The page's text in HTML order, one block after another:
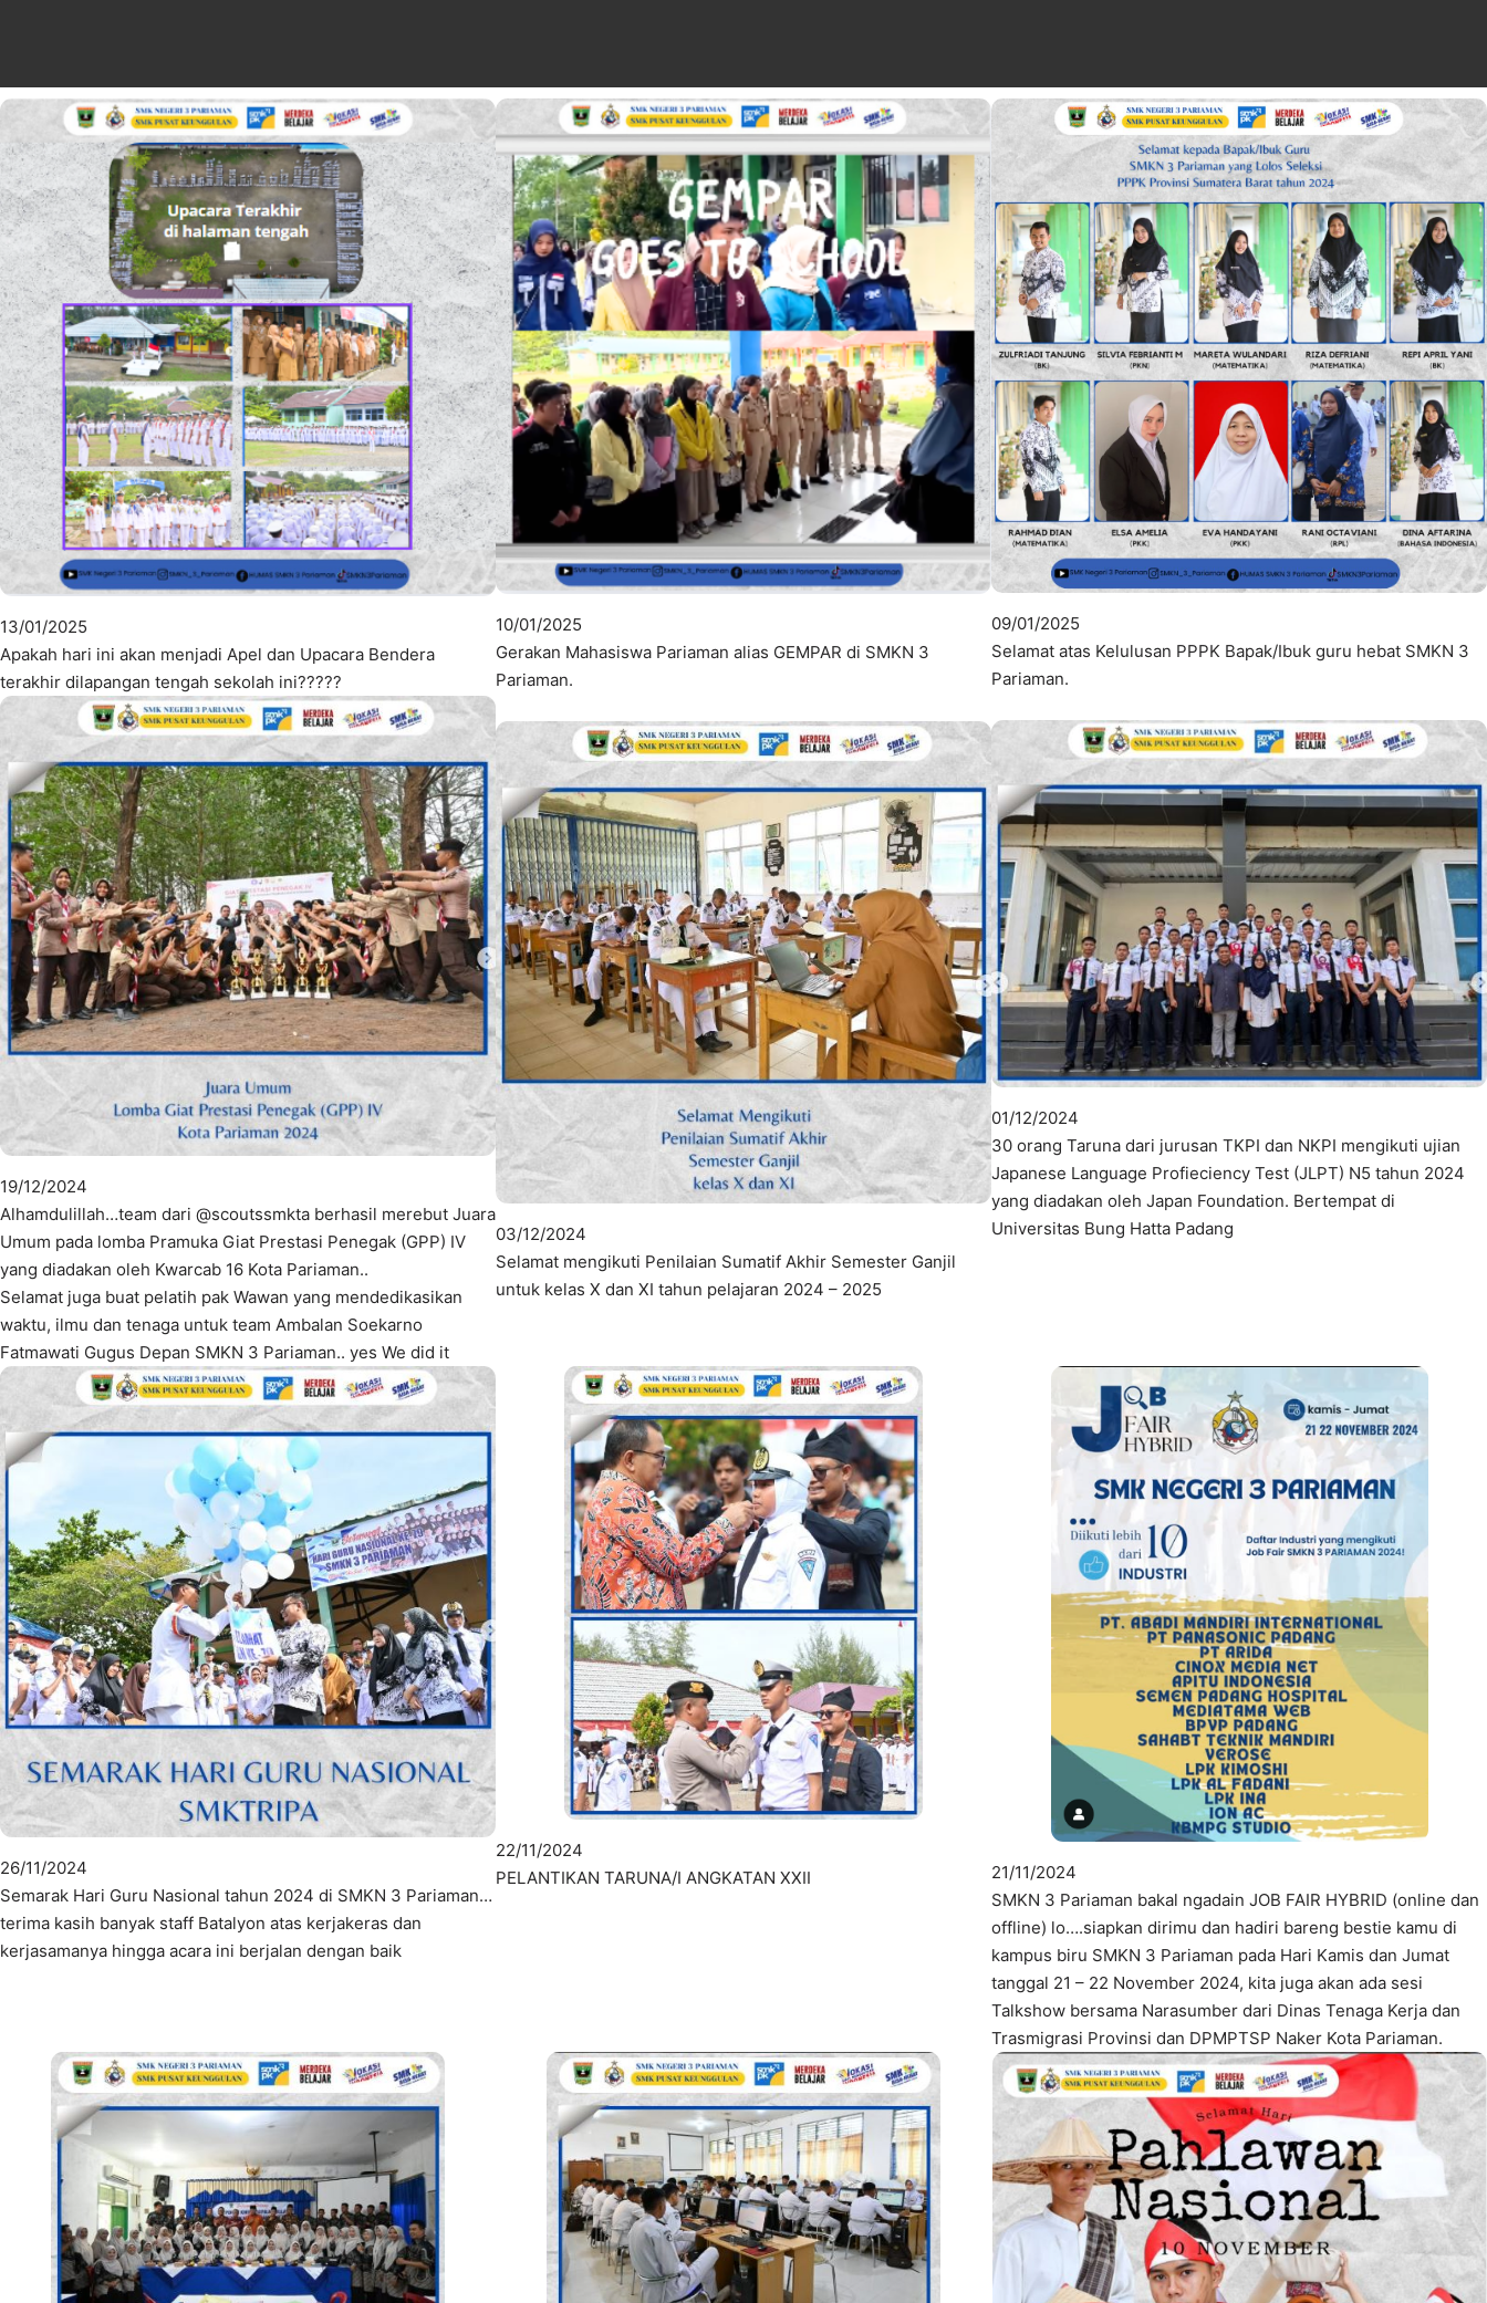
13/01/2025
Apakah hari ini akan menjadi Apel dan Upacara Bendera
terakhir dilapangan tengah sekolah ini?????
19/12/2024
Alhamdulillah…team dari @scoutssmkta berhasil merebut Juara
Umum pada lomba Pramuka Giat Prestasi Penegak (GPP) IV
yang diadakan oleh Kwarcab 16 Kota Pariaman..
Selamat juga buat pelatih pak Wawan yang mendedikasikan
waktu, ilmu dan tenaga untuk team Ambalan Soekarno
Fatmawati Gugus Depan SMKN 3 Pariaman.. yes We did it
10/01/2025
Gerakan Mahasiswa Pariaman alias GEMPAR di SMKN 3
Pariaman.
03/12/2024
Selamat mengikuti Penilaian Sumatif Akhir Semester Ganjil
untuk kelas X dan XI tahun pelajaran 2024 – 2025
09/01/2025
Selamat atas Kelulusan PPPK Bapak/Ibuk guru hebat SMKN 3
Pariaman.
01/12/2024
30 orang Taruna dari jurusan TKPI dan NKPI mengikuti ujian
Japanese Language Profieciency Test (JLPT) N5 tahun 2024
yang diadakan oleh Japan Foundation. Bertempat di
Universitas Bung Hatta Padang
26/11/2024
Semarak Hari Guru Nasional tahun 2024 di SMKN 3 Pariaman…
terima kasih banyak staff Batalyon atas kerjakeras dan
kerjasamanya hingga acara ini berjalan dengan baik
22/11/2024
PELANTIKAN TARUNA/I ANGKATAN XXII
21/11/2024
SMKN 3 Pariaman bakal ngadain JOB FAIR HYBRID (online dan
offline) lo….siapkan dirimu dan hadiri bareng bestie kamu di
kampus biru SMKN 3 Pariaman pada Hari Kamis dan Jumat
tanggal 21 – 22 November 2024, kita juga akan ada sesi
Talkshow bersama Narasumber dari Dinas Tenaga Kerja dan
Trasmigrasi Provinsi dan DPMPTSP Naker Kota Pariaman.